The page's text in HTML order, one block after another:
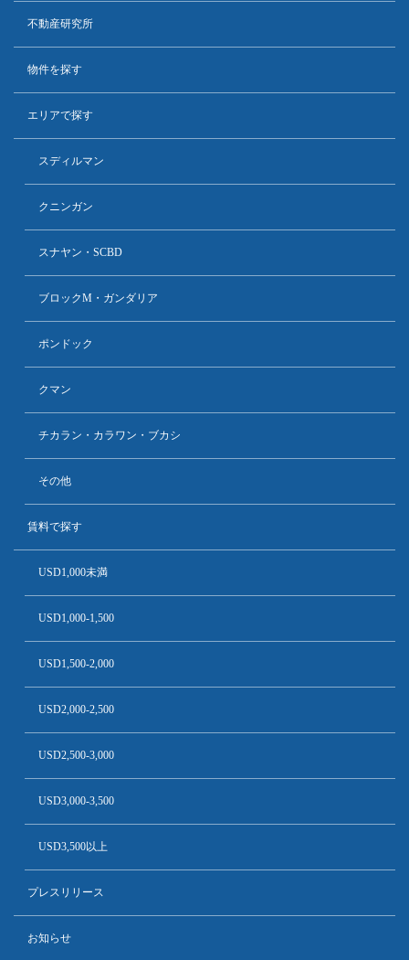
不動産研究所
物件を探す
エリアで探す
スディルマン
クニンガン
スナヤン・SCBD
ブロックM・ガンダリア
ポンドック
クマン
チカラン・カラワン・ブカシ
その他
賃料で探す
USD1,000未満
USD1,000-1,500
USD1,500-2,000
USD2,000-2,500
USD2,500-3,000
USD3,000-3,500
USD3,500以上
プレスリリース
お知らせ